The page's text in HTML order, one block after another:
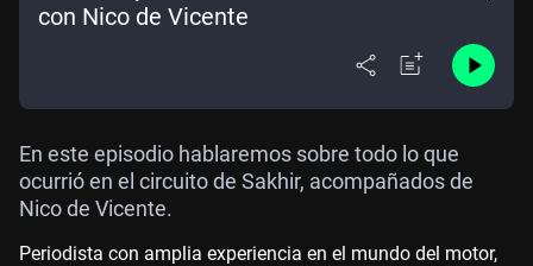
con Nico de Vicente
En este episodio hablaremos sobre todo lo que
ocurrió en el circuito de Sakhir, acompañados de
Nico de Vicente.
Periodista con amplia experiencia en el mundo del motor,